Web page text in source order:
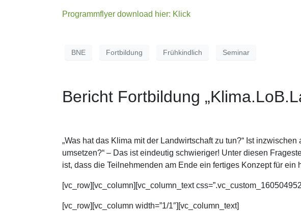
Programmflyer download hier: Klick
BNE Fortbildung Frühkindlich Seminar
Bericht Fortbildung
„Was hat das Klima mit der Landwirtschaft zu tun?“ Ist
umsetzen?“ – Das ist eindeutig schwieriger! Unter diesen
ist, dass die Teilnehmenden am Ende ein fertiges Konzept für
[vc_row][vc_column][vc_column_text
[vc_row][vc_column width=”1/1″][vc_column_text]